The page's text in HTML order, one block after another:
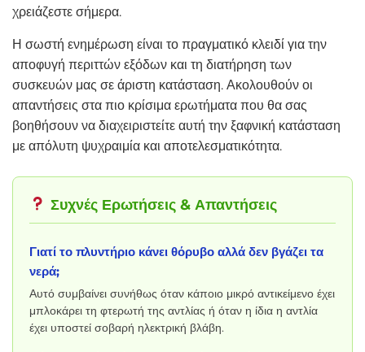
χρειάζεστε σήμερα.
Η σωστή ενημέρωση είναι το πραγματικό κλειδί για την
αποφυγή περιττών εξόδων και τη διατήρηση των
συσκευών μας σε άριστη κατάσταση. Ακολουθούν οι
απαντήσεις στα πιο κρίσιμα ερωτήματα που θα σας
βοηθήσουν να διαχειριστείτε αυτή την ξαφνική κατάσταση
με απόλυτη ψυχραιμία και αποτελεσματικότητα.
Συχνές Ερωτήσεις & Απαντήσεις
Γιατί το πλυντήριο κάνει θόρυβο αλλά δεν βγάζει τα
νερά;
Αυτό συμβαίνει συνήθως όταν κάποιο μικρό αντικείμενο έχει
μπλοκάρει τη φτερωτή της αντλίας ή όταν η ίδια η αντλία
έχει υποστεί σοβαρή ηλεκτρική βλάβη.